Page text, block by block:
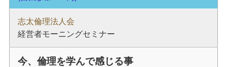
志太倫理法人会
経営者モーニングセミナー
今、倫理を学んで感じる事